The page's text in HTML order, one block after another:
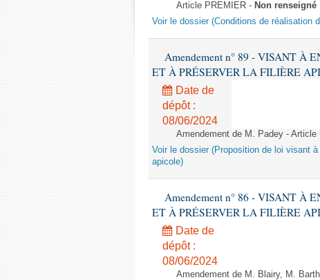
Article PREMIER - Non renseigné
Voir le dossier (Conditions de réalisation
Amendement n° 89 - VISANT À
ET À PRÉSERVER LA FILIÈRE
Date de
dépôt :
08/06/2024
Amendement de M. Padey - Article
Voir le dossier (Proposition de loi visant
apicole)
Amendement n° 86 - VISANT À
ET À PRÉSERVER LA FILIÈRE
Date de
dépôt :
08/06/2024
Amendement de M. Blairy, M.